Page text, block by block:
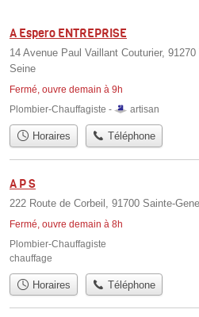
A Espero ENTREPRISE
14 Avenue Paul Vaillant Couturier,
Seine
Fermé, ouvre demain à 9h
Plombier-Chauffagiste - artisan
Horaires Téléphone
A P S
222 Route de Corbeil, 91700 Sainte-
Fermé, ouvre demain à 8h
Plombier-Chauffagiste
chauffage
Horaires Téléphone